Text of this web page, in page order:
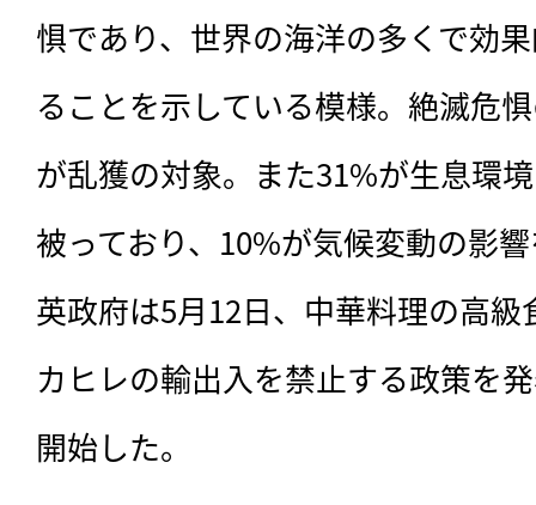
惧であり、世界の海洋の多くで効
ることを示している模様。絶滅危
が乱獲の対象。また31%が生息環
被っており、10%が気候変動の影
英政府は5月12日、中華料理の高
カヒレの輸出入を禁止する政策を
開始した。